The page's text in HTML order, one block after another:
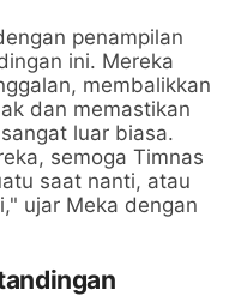
penampilan
ini. Mereka
membalikkan
dan memastikan
luar biasa.
semoga Timnas
saat nanti, atau
ujar Meka dengan